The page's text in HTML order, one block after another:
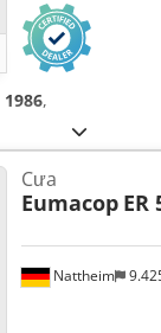
1986,
Nattheim
Cưa
Eumacop ER